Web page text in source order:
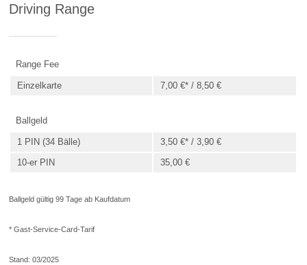
Driving Range
Range Fee
Einzelkarte 7,00 €* / 8,50 €
Ballgeld
1 PIN (34 Bälle)
3,50 €* / 3,90 €
10-er PIN
35,00 €
Ballgeld gültig 99 Tage ab Kaufdatum
* Gast-Service-Card-Tarif
Stand: 03/2025